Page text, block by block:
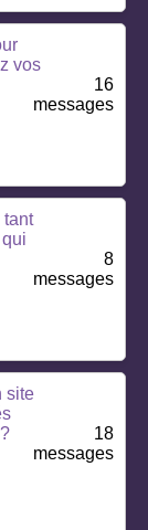
vos
16
messages
tant
8
messages
site
18
messages